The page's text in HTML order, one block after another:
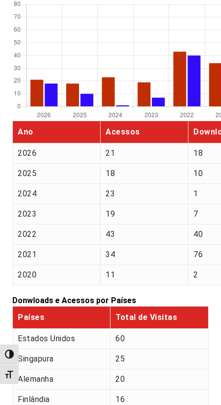
Alternar alto contraste
Alternar tamanho da fonte
Ano Acessos
2026 21 18
2025 18 10
2024 23 1
2023 19 7
2022 43 40
2021 34 76
2020 11 2
Donwloads e Acessos por Países
Países
Total de Visitas
Estados Unidos 60
Singapura 25
Alemanha 20
Finlândia 16